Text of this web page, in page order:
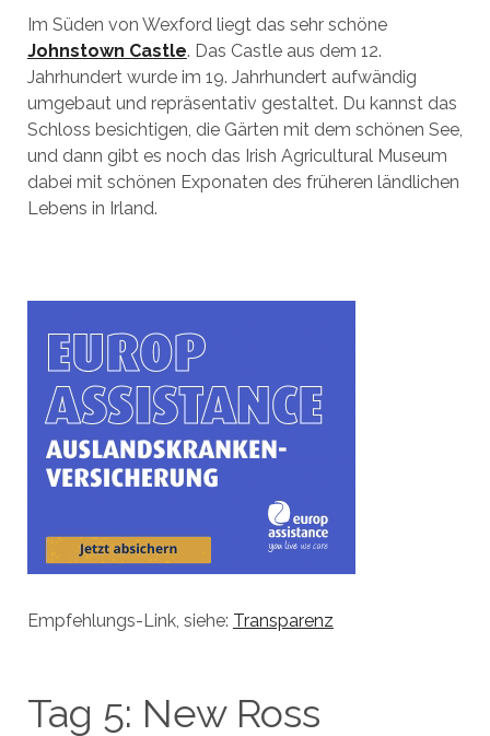
Im Süden von Wexford liegt das sehr schöne
Johnstown Castle. Das Castle aus dem 12.
Jahrhundert wurde im 19. Jahrhundert aufwändig
umgebaut und repräsentativ gestaltet. Du kannst das
Schloss besichtigen, die Gärten mit dem schönen See,
und dann gibt es noch das Irish Agricultural Museum
dabei mit schönen Exponaten des früheren ländlichen
Lebens in Irland.
Empfehlungs-Link, siehe: Transparenz
Tag 5: New Ross